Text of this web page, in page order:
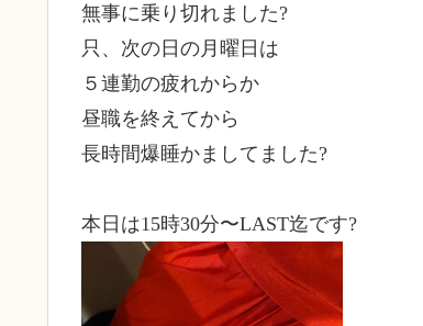
無事に乗り切れました?
只、次の日の月曜日は
５連勤の疲れからか
昼職を終えてから
長時間爆睡かましてました?
本日は15時30分〜LAST迄です?